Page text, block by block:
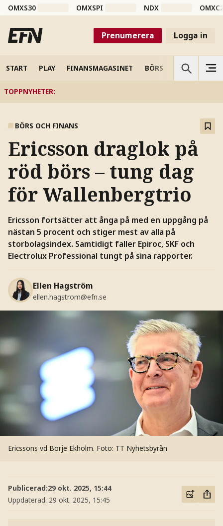
OMXS30 OMXSPI NDX
Prenumerera Logga in
START PLAY FINANSMAGASINET BÖRS VETENSKAP
TOPPNYHETER:
BÖRS OCH FINANS
Ericsson draglok på
röd börs – tung dag
för Wallenbergtrio
Ericsson fortsätter att ånga på med en uppgång på
nästan 5 procent och stiger mest av alla på
storbolagsindex. Samtidigt faller Epiroc, SKF och
Electrolux Professional tungt på sina rapporter.
Ellen Hagström
ellen.hagstrom@efn.se
Ericssons vd Börje Ekholm. Foto: TT Nyhetsbyrån
Publicerad:29 okt. 2025, 15:44
Uppdaterad: 29 okt. 2025, 15:45